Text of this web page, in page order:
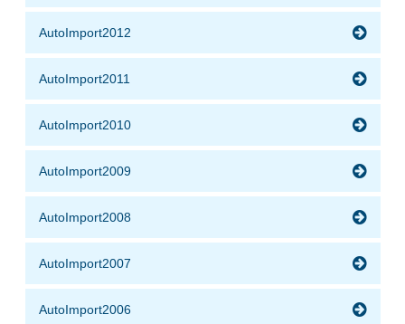
AutoImport2012
AutoImport2011
AutoImport2010
AutoImport2009
AutoImport2008
AutoImport2007
AutoImport2006